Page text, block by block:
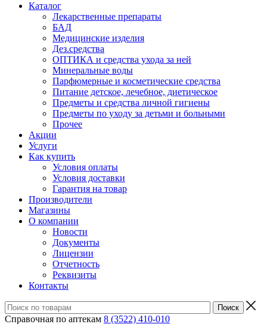
Каталог
Лекарственные препараты
БАД
Медицинские изделия
Дез.средства
ОПТИКА и средства ухода за ней
Минеральные воды
Парфюмерные и косметические средства
Питание детское, лечебное, диетическое
Предметы и средства личной гигиены
Предметы по уходу за детьми и больными
Прочее
Акции
Услуги
Как купить
Условия оплаты
Условия доставки
Гарантия на товар
Производители
Магазины
О компании
Новости
Документы
Лицензии
Отчетность
Реквизиты
Контакты
Справочная по аптекам 8 (3522) 410-010